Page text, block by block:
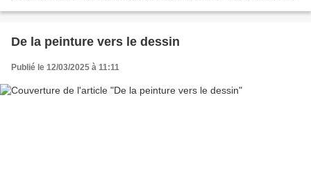
De la peinture vers le dessin
Publié le 12/03/2025 à 11:11